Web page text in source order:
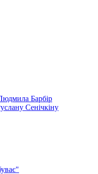
Барбір
Сенічкіну